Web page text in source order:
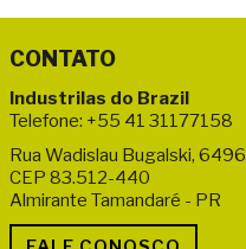
CONTATO
Industrilas do Brazil
Telefone: +55 41 31177158
Rua Wadislau Bugalski, 6496
CEP 83.512-440
Almirante Tamandaré - PR